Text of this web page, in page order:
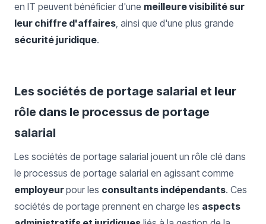
en IT peuvent bénéficier d'une meilleure visibilité sur
leur chiffre d'affaires, ainsi que d'une plus grande
sécurité juridique.
Les sociétés de portage salarial et leur
rôle dans le processus de portage
salarial
Les sociétés de portage salarial jouent un rôle clé dans
le processus de portage salarial en agissant comme
employeurpour les consultants indépendants. Ces
sociétés de portage prennent en charge les aspects